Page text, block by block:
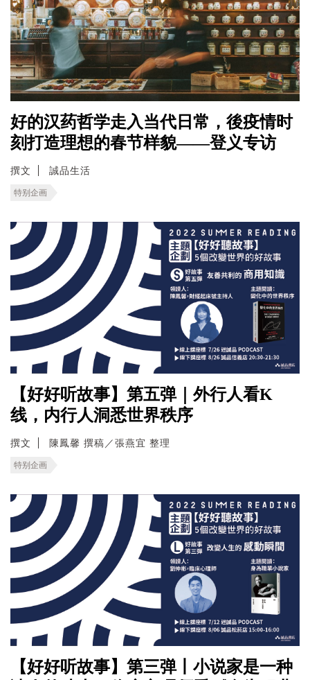
好的汉药哲学走入当代日常，後疫情时
刻打造理想的春节样貌——登义专访
撰文 誠品生活
特别企画
【好好听故事】第五弹｜外行人看K
线，内行人洞悉世界秩序
撰文 陳鳳馨 撰稿／張燕宜 整理
特别企画
【好好听故事】第三弹丨小说家是一种